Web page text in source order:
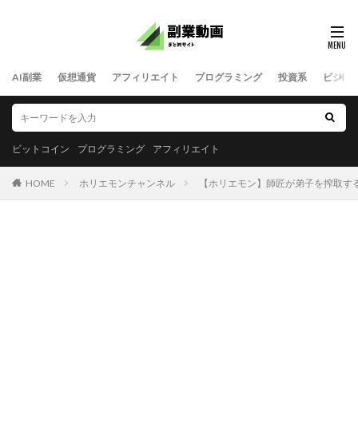
AI副業 仮想通貨 アフィリエイト プログラミング 投資系 ビジネ
ビットコイン プログラミング アフィリエイト
HOME ホリエモンチャンネル 【ホリエモン】師匠が弟子を搾取